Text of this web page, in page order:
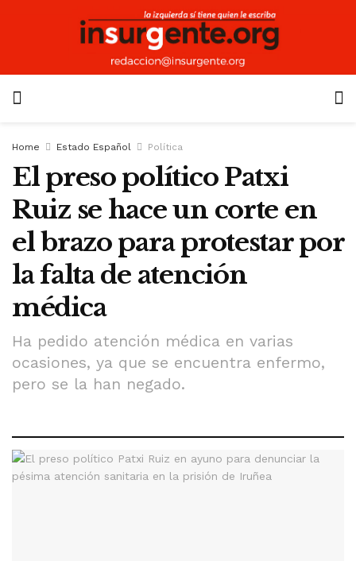
Home Estado Español Política
El preso político Patxi
Ruiz se hace un corte en
el brazo para protestar por
la falta de atención
médica
Ha pedido atención médica en varias
ocasiones, ya que se encuentra enfermo,
pero se la han negado.